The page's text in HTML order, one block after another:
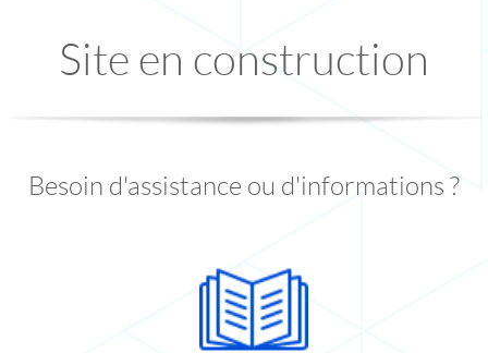
Site en construction
Besoin d'assistance ou d'informations ?